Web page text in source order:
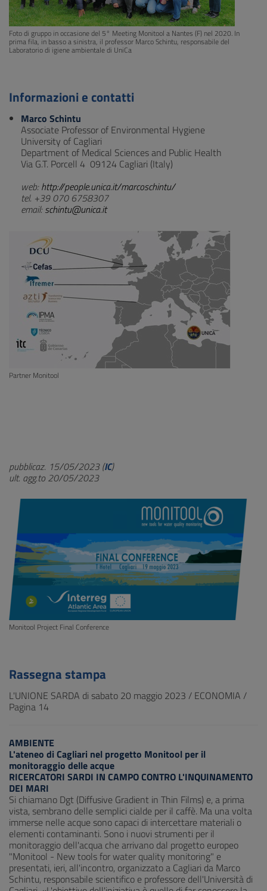
Foto di gruppo in occasione del 5° Meeting Monitool a Nantes (F) nel 2020. In
prima fila, in basso a sinistra, il professor Marco Schintu, responsabile del
Laboratorio di igiene ambientale di UniCa
Informazioni e contatti
Marco Schintu
Associate Professor of Environmental Hygiene
University of Cagliari
Department of Medical Sciences and Public Health
Via G.T. Porcell 4 09124 Cagliari (Italy)
web:http://people.unica.it/marcoschintu/
tel. +39 070 6758307
email:schintu@unica.it
Partner Monitool
pubblicaz. 15/05/2023 (IC)
ult. agg.to 20/05/2023
Monitool Project Final Conference
Rassegna stampa
L'UNIONE SARDA di sabato 20 maggio 2023 / ECONOMIA /
Pagina 14
AMBIENTE
L'ateneo di Cagliari nel progetto Monitool per il
monitoraggio delle acque
RICERCATORI SARDI IN CAMPO CONTRO L'INQUINAMENTO
DEI MARI
Si chiamano Dgt (Diffusive Gradient in Thin Films) e, a prima
vista, sembrano delle semplici cialde per il caffè. Ma una volta
immerse nelle acque sono capaci di intercettare materiali o
elementi contaminanti. Sono i nuovi strumenti per il
monitoraggio dell'acqua che arrivano dal progetto europeo
"Monitool - New tools for water quality monitoring" e
presentati, ieri, all'incontro, organizzato a Cagliari da Marco
Schintu, responsabile scientifico e professore dell'Università di